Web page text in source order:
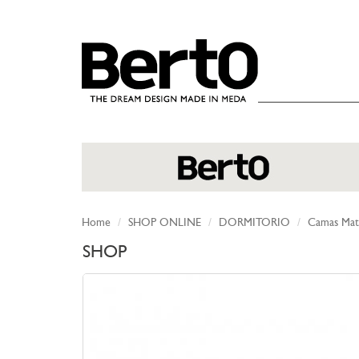
Home SHOP ONLINE DORMITORIO Camas
SHOP